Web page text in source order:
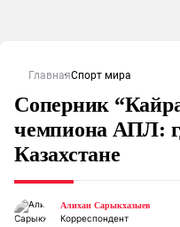
ГлавнаяСпорт мира
Соперник
чемпиона АПЛ:
Казахстане
Алихан Сарыкхазыев
Корреспондент